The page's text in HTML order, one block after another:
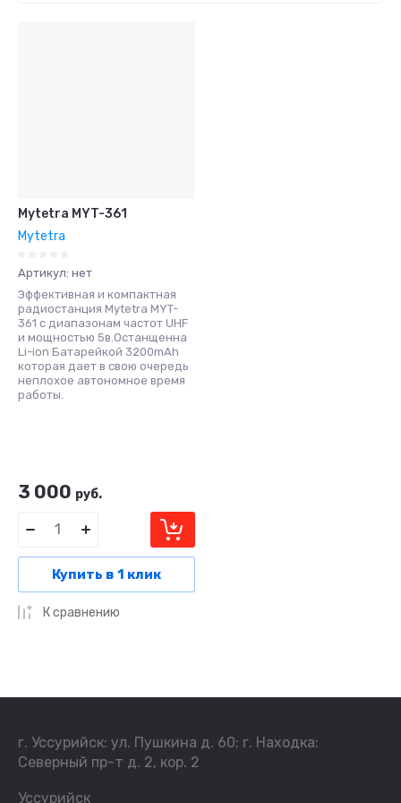
Mytetra MYT-361
Mytetra
Артикул: нет
Эффективная и компактная
радиостанция Mytetra MYT-
361 с диапазонам частот UHF
и мощностью 5в.Останщенна
Li-ion Батарейкой 3200mAh
которая дает в свою очередь
неплохое автономное время
работы.
3 000 руб.
Купить в 1 клик
К сравнению
г. Уссурийск: ул. Пушкина д. 60; г. Находка:
Северный пр-т д. 2, кор. 2
Уссурийск